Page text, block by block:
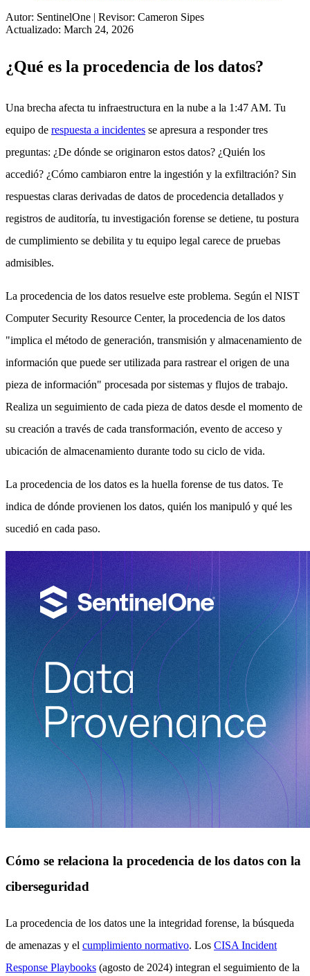
Autor: SentinelOne | Revisor: Cameron Sipes
Actualizado: March 24, 2026
¿Qué es la procedencia de los datos?
Una brecha afecta tu infraestructura en la nube a la 1:47 AM. Tu
equipo de respuesta a incidentes se apresura a responder tres
preguntas: ¿De dónde se originaron estos datos? ¿Quién los
accedió? ¿Cómo cambiaron entre la ingestión y la exfiltración? Sin
respuestas claras derivadas de datos de procedencia detallados y
registros de auditoría, tu investigación forense se detiene, tu postura
de cumplimiento se debilita y tu equipo legal carece de pruebas
admisibles.
La procedencia de los datos resuelve este problema. Según el NIST
Computer Security Resource Center, la procedencia de los datos
"implica el método de generación, transmisión y almacenamiento de
información que puede ser utilizada para rastrear el origen de una
pieza de información" procesada por sistemas y flujos de trabajo.
Realiza un seguimiento de cada pieza de datos desde el momento de
su creación a través de cada transformación, evento de acceso y
ubicación de almacenamiento durante todo su ciclo de vida.
La procedencia de los datos es la huella forense de tus datos. Te
indica de dónde provienen los datos, quién los manipuló y qué les
sucedió en cada paso.
Cómo se relaciona la procedencia de los datos con la
ciberseguridad
La procedencia de los datos une la integridad forense, la búsqueda
de amenazas y el cumplimiento normativo. Los CISA Incident
Response Playbooks (agosto de 2024) integran el seguimiento de la